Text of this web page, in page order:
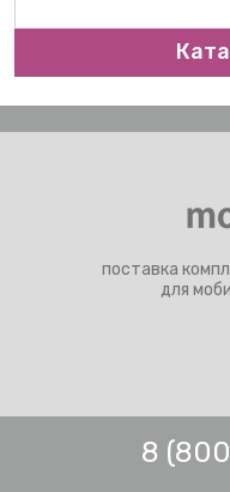
поставка
для
8